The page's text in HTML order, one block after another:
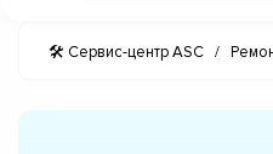
🛠 Сервис-центр ASC /